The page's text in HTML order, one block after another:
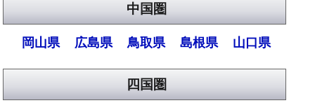
中国圏
岡山県 広島県 鳥取県 島根県 山口県
四国圏